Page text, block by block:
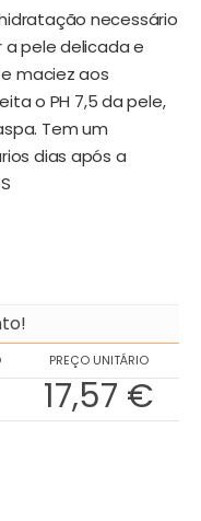
necessário
pele delicada e
maciez aos
o PH 7,5 da pele,
Tem um
dias após a
PREÇO UNITÁRIO
17,57 €